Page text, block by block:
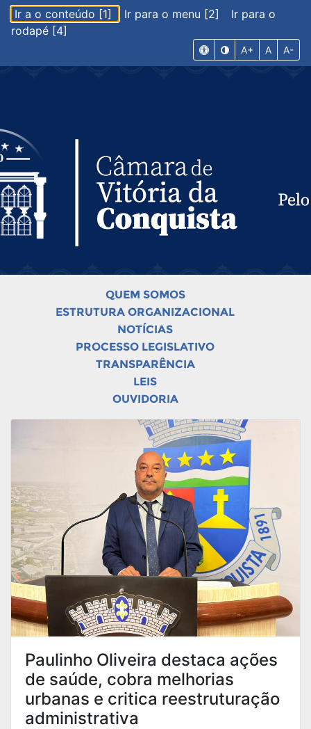
Ir a o conteúdo [1] Ir para o menu [2]
Ir para o
rodapé [4]
A+ A A-
QUEM SOMOS
ESTRUTURA ORGANIZACIONAL
NOTÍCIAS
PROCESSO LEGISLATIVO
TRANSPARÊNCIA
LEIS
OUVIDORIA
Paulinho Oliveira destaca ações
de saúde, cobra melhorias
urbanas e critica reestruturação
administrativa